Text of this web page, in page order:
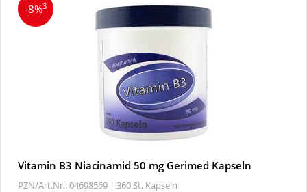
-8%3
Vitamin B3 Niacinamid 50 mg Gerimed Kapseln
PZN/Art.Nr.: 04698569 | 360 St, Kapseln